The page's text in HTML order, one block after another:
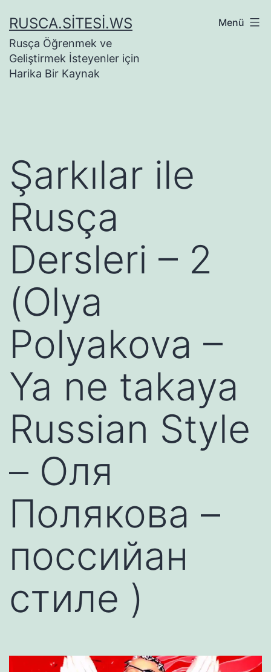
geçRUSCA.SITESI.WS
Rusça Öğrenmek ve
Geliştirmek İsteyenler için
Harika Bir Kaynak
Menü
Şarkılar ile
Rusça
Dersleri – 2
(Olya
Polyakova –
Ya ne takaya
Russian Style
– Оля
Полякова –
поссийан
стиле )